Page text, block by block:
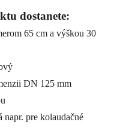
dostanete:
65 cm a výškou 30
DN 125 mm
pre kolaudačné